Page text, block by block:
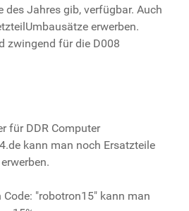
des Jahres gib, verfügbar. Auch
erwerben.
zwingend für die D008
für DDR Computer
kann man noch Ersatzteile
"robotron15" kann man